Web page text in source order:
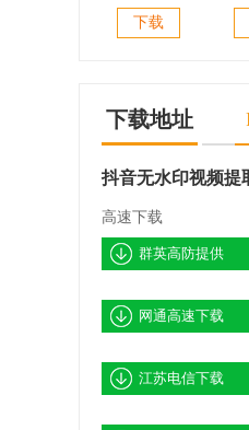
Visual
PingPlus(网络拓
下载
下载地址
抖音无水印视频提
高速下载
群英高防提供
网通高速下载
江苏电信下载